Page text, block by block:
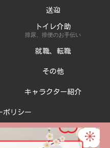
送迎
トイレ介助
排尿、排便のお手伝い
就職、転職
その他
キャラクター紹介
ポリシー